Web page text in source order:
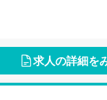
求人の詳細を